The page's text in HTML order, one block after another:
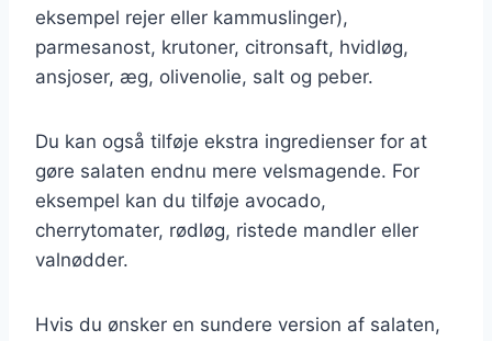
eksempel rejer eller kammuslinger),
parmesanost, krutoner, citronsaft, hvidløg,
ansjoser, æg, olivenolie, salt og peber.
Du kan også tilføje ekstra ingredienser for at
gøre salaten endnu mere velsmagende. For
eksempel kan du tilføje avocado,
cherrytomater, rødløg, ristede mandler eller
valnødder.
Hvis du ønsker en sundere version af salaten,